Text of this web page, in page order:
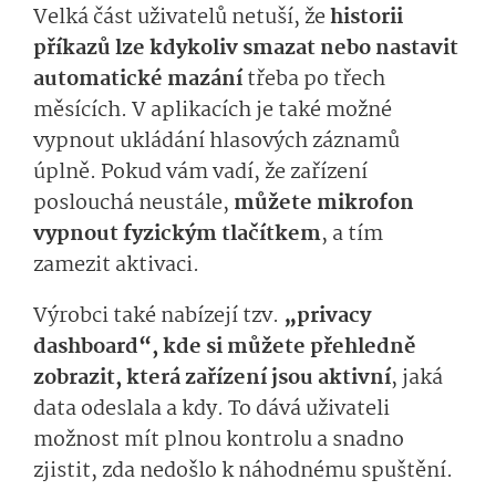
Velká část uživatelů netuší, žehistorii
příkazů lze kdykoliv smazat nebo nastavit
automatické mazánítřeba po třech
měsících. V aplikacích je také možné
vypnout ukládání hlasových záznamů
úplně. Pokud vám vadí, že zařízení
poslouchá neustále, můžete mikrofon
vypnout fyzickým tlačítkem, a tím
zamezit aktivaci.
Výrobci také nabízejí tzv. „privacy
dashboard“, kde si můžete přehledně
zobrazit, která zařízení jsou aktivní, jaká
data odeslala a kdy. To dává uživateli
možnost mít plnou kontrolu a snadno
zjistit, zda nedošlo k náhodnému spuštění.